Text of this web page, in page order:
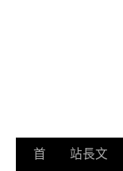
首
站長文